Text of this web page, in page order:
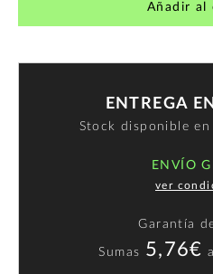
Añadir al
ENTREGA
Stock disponible
ENVÍO
ver
Garantía
Sumas 5,76€